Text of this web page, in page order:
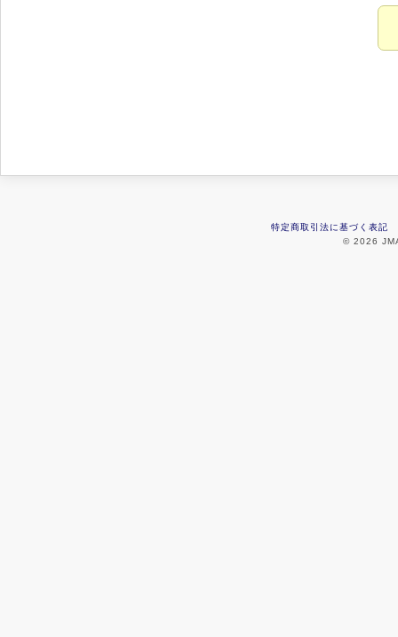
特定商取引法に基づく表記
© 2026